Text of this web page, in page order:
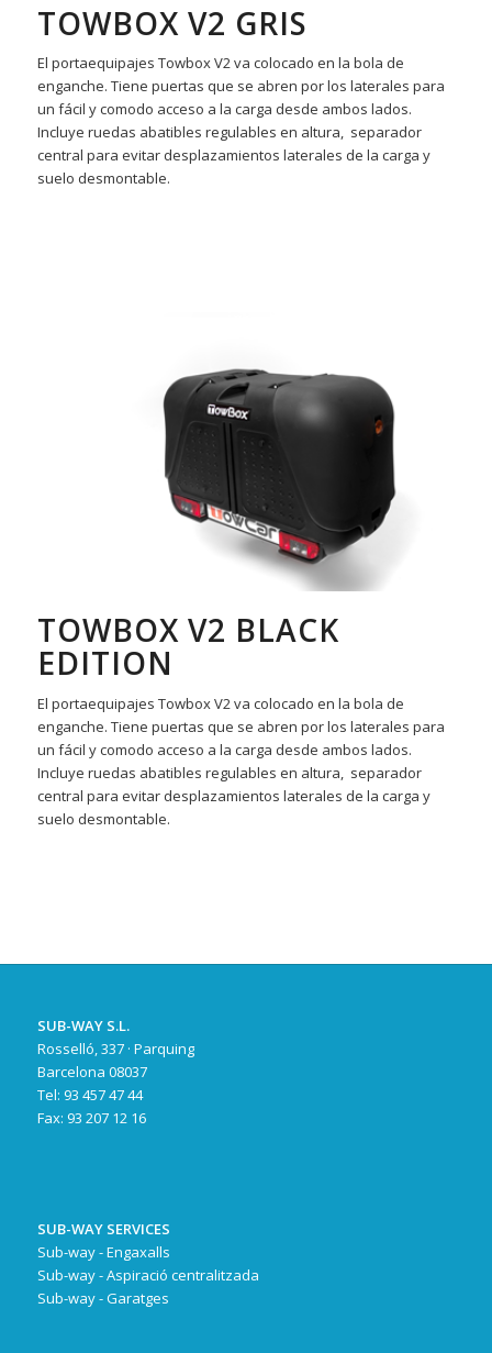
TOWBOX V2 GRIS
El portaequipajes Towbox V2 va colocado en la bola de
enganche. Tiene puertas que se abren por los laterales para
un fácil y comodo acceso a la carga desde ambos lados.
Incluye ruedas abatibles regulables en altura, separador
central para evitar desplazamientos laterales de la carga y
suelo desmontable.
TOWBOX V2 BLACK
EDITION
El portaequipajes Towbox V2 va colocado en la bola de
enganche. Tiene puertas que se abren por los laterales para
un fácil y comodo acceso a la carga desde ambos lados.
Incluye ruedas abatibles regulables en altura, separador
central para evitar desplazamientos laterales de la carga y
suelo desmontable.
SUB-WAY S.L.
Rosselló, 337 · Parquing
Barcelona 08037
Tel: 93 457 47 44
Fax: 93 207 12 16
SUB-WAY SERVICES
Sub-way - Engaxalls
Sub-way - Aspiració centralitzada
Sub-way - Garatges